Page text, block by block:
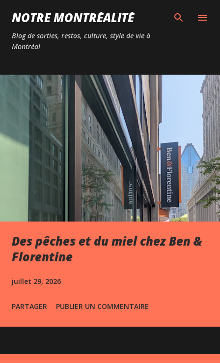
Passer au contenu principal
NOTRE MONTRÉALITÉ
Blog de sorties, restos, culture, style de vie à
Montréal
Des pêches et du miel chez Ben &
Florentine
juillet 29, 2026
PARTAGER PUBLIER UN COMMENTAIRE